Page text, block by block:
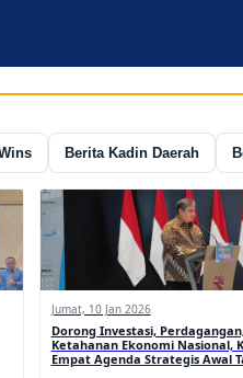
Berita Kadin Daerah
Jumat, 10 Jan 2026
Dorong Investasi,
Ketahanan Ekonomi Nasional,
Empat Agenda Strategis Awal